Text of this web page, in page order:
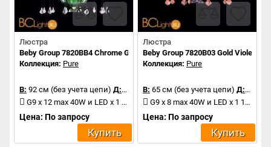
Люстра
Beby Group 7820BB4 Chrome Green Tuscany N316 Fuxia
Коллекция: Pure
В: 92 см (без учета цепи) Д:140 см
G9 x 12 max 40W и LED x 1 1.2W
Цена: По запросу
Купить
Люстра
Beby Group 7820B03 Gold Violet
Коллекция: Pure
В: 65 см (без учета цепи) Д:110 см
G9 x 8 max 40W и LED x 1 1.2W
Цена: По запросу
Купить